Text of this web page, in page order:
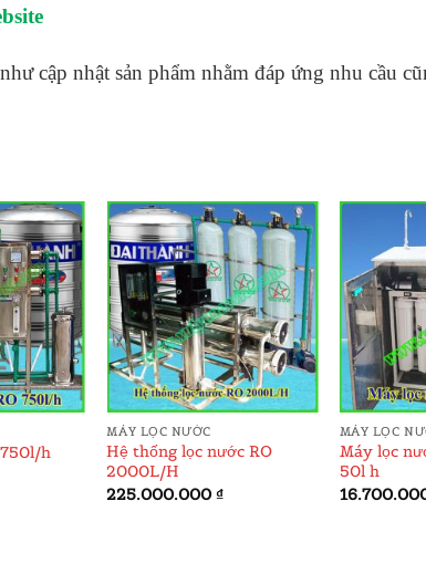
cập nhật sản phẩm nhằm đáp ứng nhu cầu
TO
h
ADD TO
WISHLIST
MÁY LỌC NƯỚC
Hệ thống lọc nước RO
2000L/H
225.000.000₫
MÁY LỌC
Máy lọc
50l h